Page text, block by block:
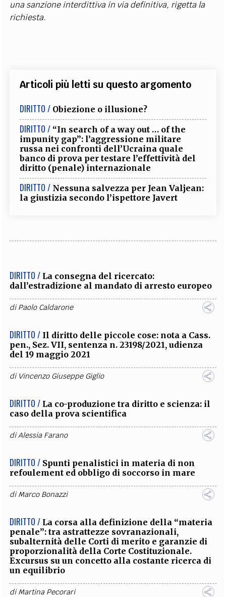
una sanzione interdittiva in via definitiva, rigetta la
richiesta.
Articoli più letti su questo argomento
DIRITTO / Obiezione o illusione?
DIRITTO / “In search of a way out … of the
impunity gap”: l’aggressione militare
russa nei confronti dell’Ucraina quale
banco di prova per testare l’effettività del
diritto (penale) internazionale
DIRITTO / Nessuna salvezza per Jean Valjean:
la giustizia secondo l’ispettore Javert
DIRITTO / La consegna del ricercato:
dall’estradizione al mandato di arresto europeo
diPaolo Caldarone
DIRITTO / Il diritto delle piccole cose: nota a Cass.
pen., Sez. VII, sentenza n. 23198/2021, udienza
del 19 maggio 2021
di Vincenzo Giuseppe Giglio
DIRITTO / La co-produzione tra diritto e scienza: il
caso della prova scientifica
diAlessia Farano
DIRITTO / Spunti penalistici in materia di non
refoulement ed obbligo di soccorso in mare
diMarco Bonazzi
DIRITTO / La corsa alla definizione della “materia
penale”: tra astrattezze sovranazionali,
subalternità delle Corti di merito e garanzie di
proporzionalità della Corte Costituzionale.
Excursus su un concetto alla costante ricerca di
un equilibrio
diMartina Pecorari